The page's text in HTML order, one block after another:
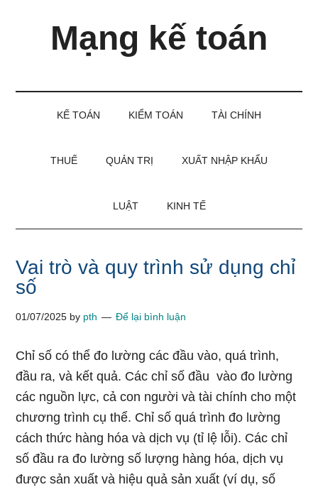
Mạng kế toán
KẾ TOÁN KIỂM TOÁN TÀI CHÍNH
THUẾ QUẢN TRỊ XUẤT NHẬP KHẨU
LUẬT KINH TẾ
Vai trò và quy trình sử dụng chỉ
số
01/07/2025 by pth Để lại bình luận
Chỉ số có thể đo lường các đầu vào, quá trình,
đầu ra, và kết quả. Các chỉ số đầu vào đo lường
các nguồn lực, cả con người và tài chính cho một
chương trình cụ thể. Chỉ số quá trình đo lường
cách thức hàng hóa và dịch vụ (tỉ lệ lỗi). Các chỉ
số đầu ra đo lường số lượng hàng hóa, dịch vụ
được sản xuất và hiệu quả sản xuất (ví dụ, số